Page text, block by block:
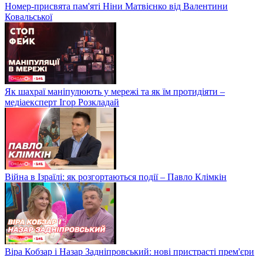
Номер-присвята пам'яті Ніни Матвієнко від Валентини
Ковальської
Як шахраї маніпулюють у мережі та як їм протидіяти –
медіаексперт Ігор Розкладай
Війна в Ізраїлі: як розгортаються події – Павло Клімкін
Віра Кобзар і Назар Задніпровський: нові пристрасті прем'єри